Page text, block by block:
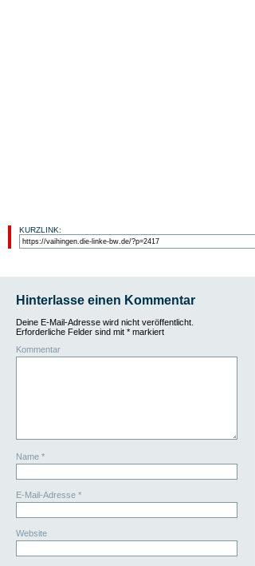
KURZLINK:
Hinterlasse einen Kommentar
Deine E-Mail-Adresse wird nicht veröffentlicht.
Erforderliche Felder sind mit * markiert
Kommentar
Name *
E-Mail-Adresse *
Website